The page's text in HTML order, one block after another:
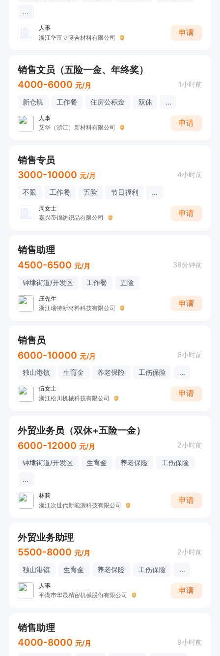
...
人事
浙江华富立复合材料有限公司
申请
销售文员（五险一金、年终奖）
4000-6000 元/月 1小时前
新仓镇 工作餐 住房公积金 双休 ...
人事
艾华（浙江）新材料有限公司
申请
销售专员
3000-10000 元/月 4小时前
不限 工作餐 五险 节日福利 ...
周女士
嘉兴帝锦纺织品有限公司
申请
销售助理
4500-6500 元/月 38分钟前
钟埭街道/开发区 工作餐 五险
庄先生
浙江瑞特新材料科技有限公司
申请
销售员
6000-10000 元/月 6小时前
独山港镇 生育金 养老保险 工伤保险 ...
伍女士
浙江松川机械科技有限公司
申请
外贸业务员（双休+五险一金）
6000-12000 元/月 2小时前
钟埭街道/开发区 生育金 养老保险
工伤保险
...
林莉
浙江次世代新能源科技有限公司
申请
外贸业务助理
5500-8000 元/月 2小时前
独山港镇 生育金 养老保险 工伤保险 ...
人事
平湖市华晟精密机械股份有限公司
申请
销售助理
4000-8000 元/月 9小时前